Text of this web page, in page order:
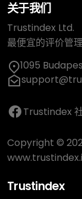
关于我们
Trustindex Ltd.
最便宜的评价管
1095
Trustindex
Copyright ©
Trustindex